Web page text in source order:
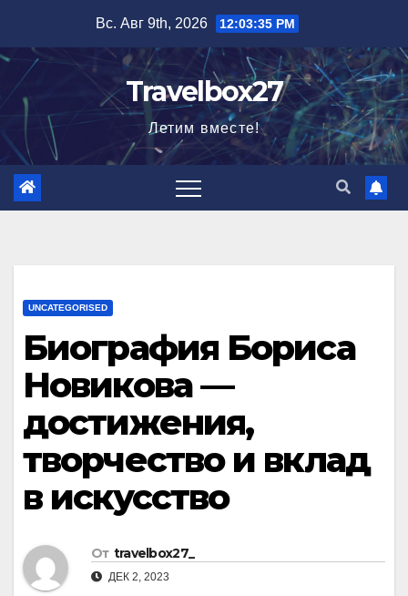
содержимому
Вс. Авг 9th, 2026 12:03:36 PM
Travelbox27
Летим вместе!
UNCATEGORISED
Биография Бориса
Новикова —
достижения,
творчество и вклад
в искусство
От travelbox27_
ДЕК 2, 2023